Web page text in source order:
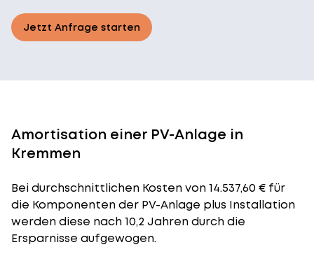
Jetzt Anfrage starten
Amortisation einer PV-Anlage in
Kremmen
Bei durchschnittlichen Kostenvon 14.537,60 € für
die Komponenten der PV-Anlage plus Installation
werden diese nach 10,2 Jahren durch die
Ersparnisse aufgewogen.